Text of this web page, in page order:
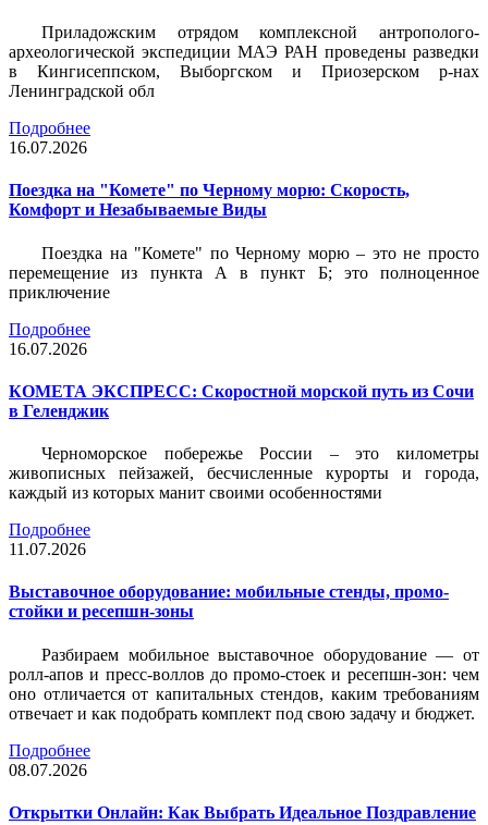
Приладожским отрядом комплексной антрополого-
археологической экспедиции МАЭ РАН проведены разведки
в Кингисеппском, Выборгском и Приозерском р-нах
Ленинградской обл
Подробнее
16.07.2026
Поездка на "Комете" по Черному морю: Скорость,
Комфорт и Незабываемые Виды
Поездка на "Комете" по Черному морю – это не просто
перемещение из пункта А в пункт Б; это полноценное
приключение
Подробнее
16.07.2026
КОМЕТА ЭКСПРЕСС: Скоростной морской путь из Сочи
в Геленджик
Черноморское побережье России – это километры
живописных пейзажей, бесчисленные курорты и города,
каждый из которых манит своими особенностями
Подробнее
11.07.2026
Выставочное оборудование: мобильные стенды, промо-
стойки и ресепшн-зоны
Разбираем мобильное выставочное оборудование — от
ролл-апов и пресс-воллов до промо-стоек и ресепшн-зон: чем
оно отличается от капитальных стендов, каким требованиям
отвечает и как подобрать комплект под свою задачу и бюджет.
Подробнее
08.07.2026
Открытки Онлайн: Как Выбрать Идеальное Поздравление